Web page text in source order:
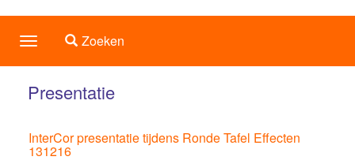
ToggleToggle search
Zoeken
Presentatie
InterCor presentatie tijdens Ronde Tafel Effecten
131216